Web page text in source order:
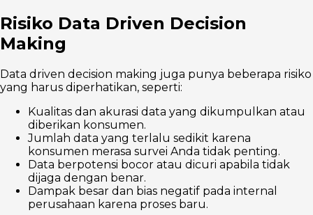
Risiko Data Driven Decision
Making
Data driven decision making juga punya beberapa risiko
yang harus diperhatikan, seperti:
Kualitas dan akurasi data yang dikumpulkan atau
diberikan konsumen.
Jumlah data yang terlalu sedikit karena
konsumen merasa survei Anda tidak penting.
Data berpotensi bocor atau dicuri apabila tidak
dijaga dengan benar.
Dampak besar dan bias negatif pada internal
perusahaan karena proses baru.